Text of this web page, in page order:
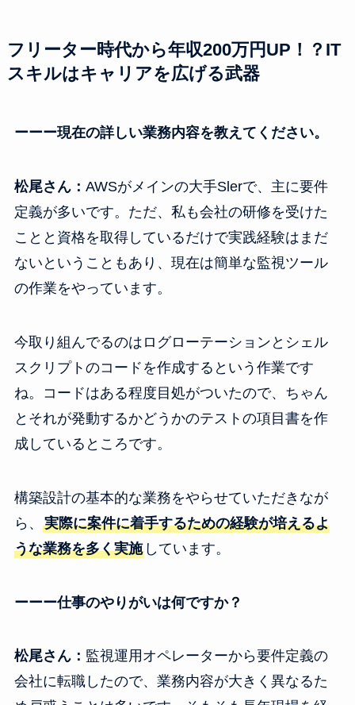
フリーター時代から年収200万円UP！？IT
スキルはキャリアを広げる武器
ーーー現在の詳しい業務内容を教えてください。
松尾さん： AWSがメインの大手Slerで、主に要件
定義が多いです。ただ、私も会社の研修を受けた
ことと資格を取得しているだけで実践経験はまだ
ないということもあり、現在は簡単な監視ツール
の作業をやっています。
今取り組んでるのはログローテーションとシェル
スクリプトのコードを作成するという作業です
ね。コードはある程度目処がついたので、ちゃん
とそれが発動するかどうかのテストの項目書を作
成しているところです。
構築設計の基本的な業務をやらせていただきなが
ら、 実際に案件に着手するための経験が培えるよ
うな業務を多く実施しています。
ーーー仕事のやりがいは何ですか？
松尾さん： 監視運用オペレーターから要件定義の
会社に転職したので、業務内容が大きく異なるた